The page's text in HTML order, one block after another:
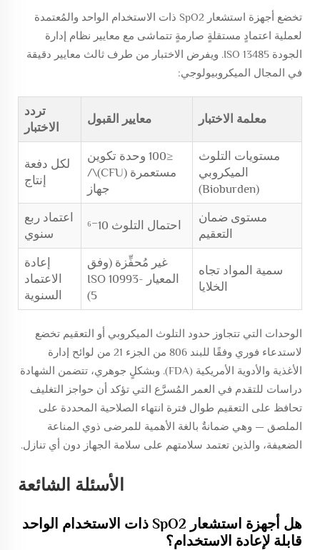
تخضع أجهزة استشعار SpO2 ذات الاستخدام الواحد والمُعتمدة
لعملية اعتمادٍ مستقلةٍ صارمةٍ تتماشى مع معايير نظام إدارة
الجودة ISO 13485. ويفرض الاختبار من طرف ثالث معايير دقيقة
في المجال الميكروبيولوجي:
معلمة الاختبار معايير القبول
تردد
الاختبار
مستويات التلوث
الميكروبي
(Bioburden)
≤100 وحدة تكوين
مستعمرة (CFU)\/
جهاز
لكل دفعة
إنتاج
مستوى ضمان
التعقيم
احتمال التلوث 10⁻⁶
اعتماد ربع
سنوي
سمية المواد تجاه
الخلايا
غير مُحفِّزة (وفق
المعيار ISO 10993-
5)
إعادة
الاعتماد
السنوية
الوحدات التي تتجاوز حدود التلوث الميكروبي أو التعقيم تخضع
لاستدعاء فوري وفقًا للبند 806 من الجزء 21 من لوائح إدارة
الأغذية والأدوية الأمريكية (FDA). وبشكلٍ جوهري، تتضمن الشهادة
دراسات للتقدم في العمر المُسرَّع التي تؤكد أن حواجز التغليف
تحافظ على التعقيم طوال فترة انتهاء الصلاحية المحددة على
الملصق — وهي ضمانةٌ بالغة الأهمية للمرضى ذوي المناعة
الضعيفة، والذين تعتمد سلامتهم على سلامة الجهاز دون أي تنازل.
الأسئلة الشائعة
هل أجهزة استشعار SpO2 ذات الاستخدام الواحد
قابلة لإعادة الاستخدام؟